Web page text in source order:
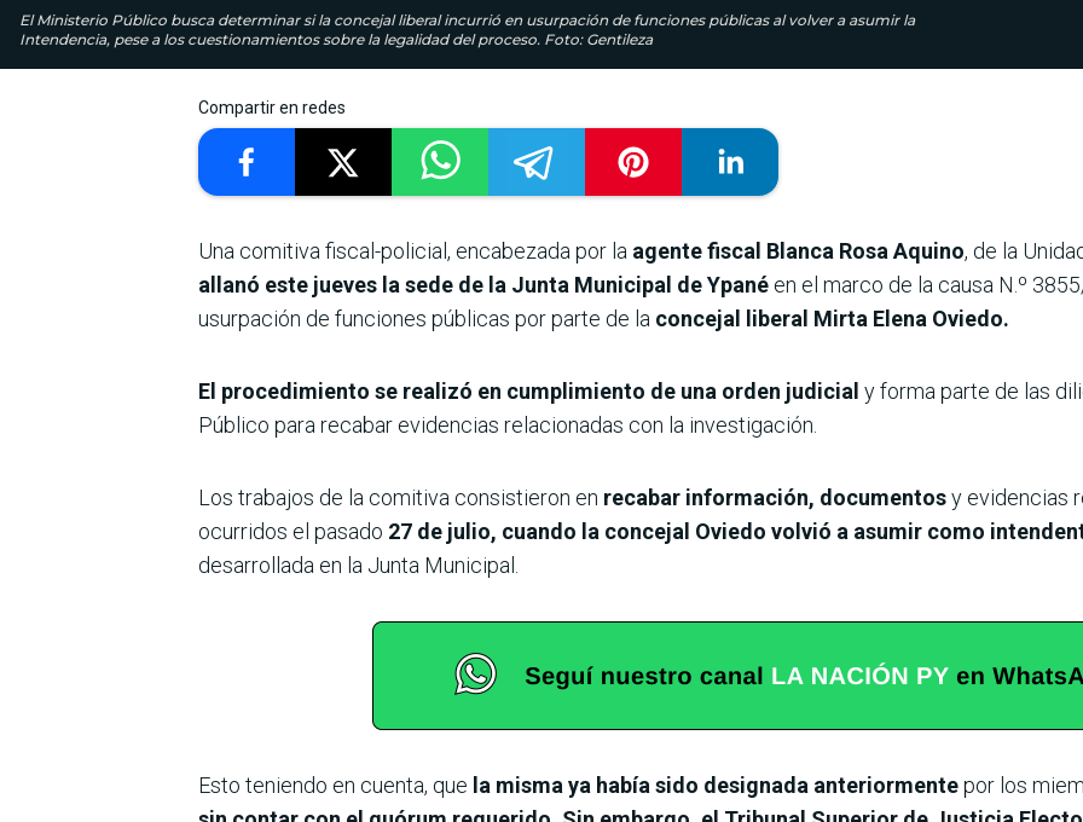
El Ministerio Público busca determinar si la concejal liberal incurrió en usurpación de funciones públicas al volver a asumir la
Intendencia, pese a los cuestionamientos sobre la legalidad del proceso. Foto: Gentileza
Compartir en redes
Una comitiva fiscal-policial, encabezada por la agente fiscal Blanca Rosa Aquino, de la
allanó este jueves la sede de la Junta Municipal de Ypané en el marco de la causa N.º
usurpación de funciones públicas por parte de la concejal liberal Mirta Elena Oviedo.
El procedimiento se realizó en cumplimiento de una orden judicial y forma parte de las
Público para recabar evidencias relacionadas con la investigación.
Los trabajos de la comitiva consistieron en recabar información, documentosy evidencias
ocurridos el pasado 27 de julio, cuando la concejal Oviedo volvió a asumir como
desarrollada en la Junta Municipal.
Esto teniendo en cuenta, que la misma ya había sido designada anteriormentepor los